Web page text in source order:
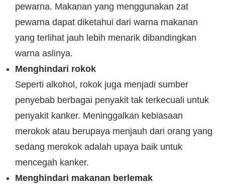
pewarna. Makanan yang menggunakan zat
pewarna dapat diketahui dari warna makanan
yang terlihat jauh lebih menarik dibandingkan
warna aslinya.
Menghindari rokok
Seperti alkohol, rokok juga menjadi sumber
penyebab berbagai penyakit tak terkecuali untuk
penyakit kanker. Meninggalkan kebiasaan
merokok atau berupaya menjauh dari orang yang
sedang merokok adalah upaya baik untuk
mencegah kanker.
Menghindari makanan berlemak